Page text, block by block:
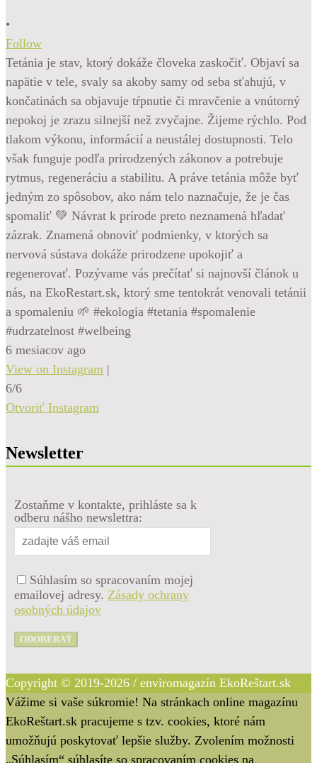
•
Follow
Tetánia je stav, ktorý dokáže človeka zaskočiť. Objaví sa
napätie v tele, svaly sa akoby samy od seba sťahujú, v
končatinách sa objavuje tŕpnutie či mravčenie a vnútorný
nepokoj je zrazu silnejší než zvyčajne. Žijeme rýchlo. Pod
tlakom výkonu, informácií a neustálej dostupnosti. Telo
však funguje podľa prirodzených zákonov a potrebuje
rytmus, regeneráciu a stabilitu. A práve tetánia môže byť
jedným zo spôsobov, ako nám telo naznačuje, že je čas
spomaliť 💚 Návrat k prírode preto neznamená hľadať
zázrak. Znamená obnoviť podmienky, v ktorých sa
nervová sústava dokáže prirodzene upokojiť a
regenerovať. Pozývame vás prečítať si najnovší článok u
nás, na EkoRestart.sk, ktorý sme tentokrát venovali tetánii
a spomaleniu 🌱 #ekologia #tetania #spomalenie
#udrzatelnost #welbeing
6 mesiacov ago
View on Instagram |
6/6
Otvoriť Instagram
Newsletter
Zostaňme v kontakte, prihláste sa k
odberu nášho newslettra:
Súhlasím so spracovaním mojej
emailovej adresy. Zásady ochrany
osobných údajov
ODOBERAŤ
Copyright © 2019-2026 / enviromagazín EkoReštart.sk
Vážime si vaše súkromie! Na stránkach online magazínu
EkoReštart.sk pracujeme s tzv. cookies, ktoré nám
umožňujú poskytovať lepšie služby. Zvolením možnosti
„Súhlasím“ súhlasíte so spracovaním cookies na